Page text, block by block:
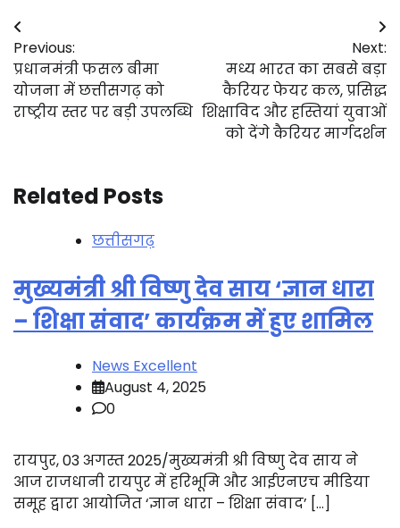
Post
navigation
Previous:
प्रधानमंत्री फसल बीमा
योजना में छत्तीसगढ़ को
राष्ट्रीय स्तर पर बड़ी उपलब्धि
Next:
मध्य भारत का सबसे बड़ा
कैरियर फेयर कल, प्रसिद्ध
शिक्षाविद और हस्तियां युवाओं
को देंगे कैरियर मार्गदर्शन
Related Posts
छत्तीसगढ़
मुख्यमंत्री श्री विष्णु देव साय ‘ज्ञान धारा
– शिक्षा संवाद’ कार्यक्रम में हुए शामिल
News Excellent
August 4, 2025
0
रायपुर, 03 अगस्त 2025/मुख्यमंत्री श्री विष्णु देव साय ने
आज राजधानी रायपुर में हरिभूमि और आईएनएच मीडिया
समूह द्वारा आयोजित ‘ज्ञान धारा – शिक्षा संवाद’ […]